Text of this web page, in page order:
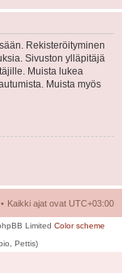
Rekisteröityminen
Sivuston ylläpitäjä
Muista lukea
Muista myös
Kaikki ajat ovat UTC+03:00
Limited Color scheme
Pettis)